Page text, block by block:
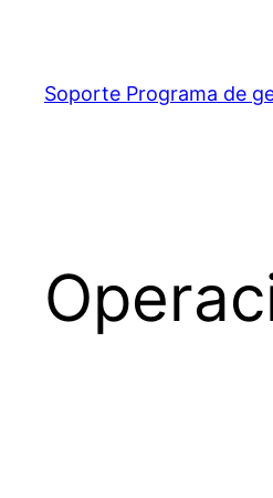
contenido
Soporte Programa de